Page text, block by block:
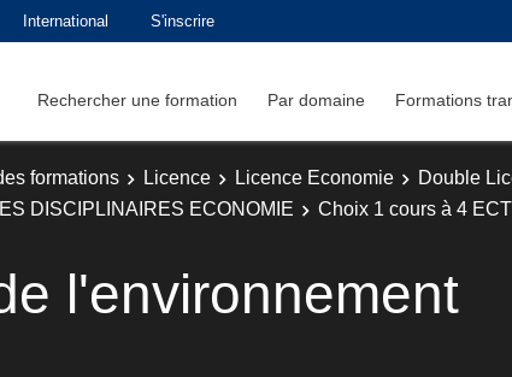
International S'inscrire
Rechercher une formation Par domaine Formations
formations Licence Licence Economie
Double
DISCIPLINAIRES ECONOMIE
Choix 1 cours à 4
l'environnement